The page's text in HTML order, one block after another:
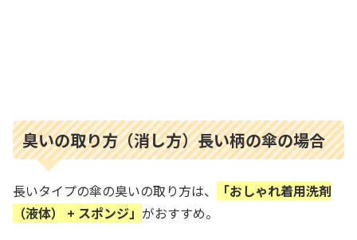
臭いの取り方（消し方）長い柄の傘の場合
長いタイプの傘の臭いの取り方は、
「おしゃれ着用洗剤
（液体） + スポンジ」 がおすすめ。